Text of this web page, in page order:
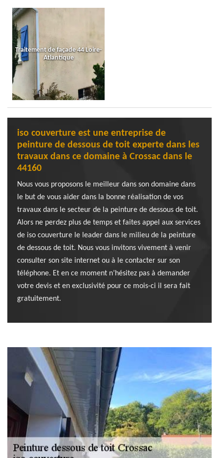
Traitement de façade 44 Loire-
Atlantique
iso couverture est une entreprise de
peinture de dessous de toit experte dans les
travaux dans ce domaine à Crossac dans le
44160
Nous vous proposons le meilleur dans son domaine dans
le but de vous aider dans la bonne réalisation de vos
travaux dans le secteur de la peinture de dessous de toit.
Alors ne perdez plus de temps et faites appel aux services
de iso couverture le leader dans le milieu de la peinture
de dessous de toit. Nous vous invitons vivement à venir
consulter son site internet ou à le contacter sur son
téléphone. Et en ce moment n’hésitez pas à demander
votre devis et en exclusivité pour ce mois-ci il sera fait
gratuitement.